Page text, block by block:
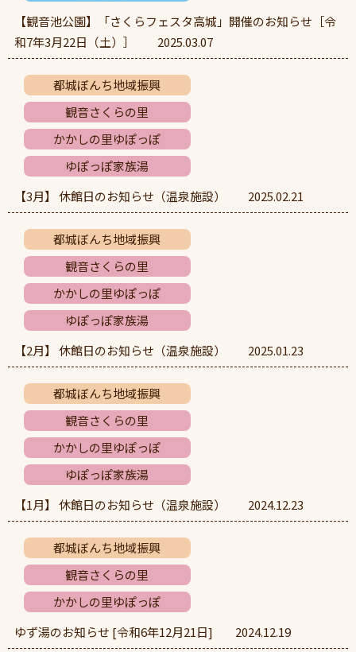
【観音池公園】「さくらフェスタ高城」開催のお知らせ［令
和7年3月22日（土）］
2025.03.07
都城ぼんち地域振興
観音さくらの里
かかしの里ゆぽっぽ
ゆぽっぽ家族湯
【3月】 休館日のお知らせ（温泉施設）
2025.02.21
都城ぼんち地域振興
観音さくらの里
かかしの里ゆぽっぽ
ゆぽっぽ家族湯
【2月】 休館日のお知らせ（温泉施設）
2025.01.23
都城ぼんち地域振興
観音さくらの里
かかしの里ゆぽっぽ
ゆぽっぽ家族湯
【1月】 休館日のお知らせ（温泉施設）
2024.12.23
都城ぼんち地域振興
観音さくらの里
かかしの里ゆぽっぽ
ゆず湯のお知らせ [令和6年12月21日]
2024.12.19